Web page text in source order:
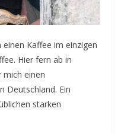
Kaffee im einzigen
Hier fern ab in
mich einen
Deutschland. Ein
starken